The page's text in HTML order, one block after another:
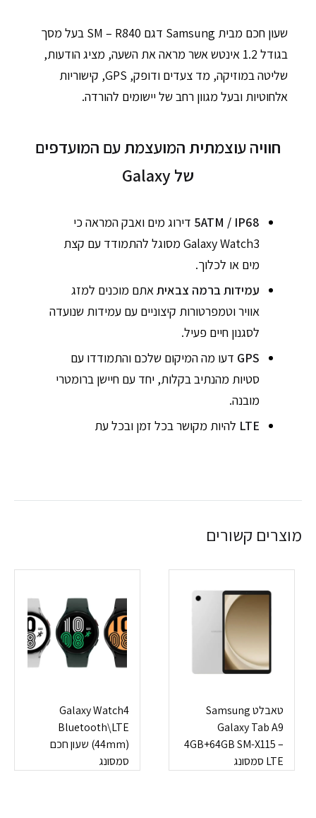
שעון חכם מבית Samsung דגם SM – R840 בעל מסך
בגודל 1.2 אינטש אשר מראה את השעה, מציג הודעות,
שליטה במוזיקה, מד צעדים ודופק, GPS, קישוריות
אלחוטיות ובעל מגוון רחב של יישומים להורדה.
חוויה עוצמתית המועצמת עם המועדפים
של Galaxy
5ATM / IP68 דירוג מים ואבק המראה כי
Galaxy Watch3 מסוגל להתמודד עם קצת
מים או לכלוך.
עמידות ברמה צבאיתאתם מוכנים למזג
אוויר וטמפרטורות קיצוניים עם עמידות שנועדה
לסגנון חיים פעיל.
GPS דעו מה המיקום שלכם והתמודדו עם
סטיות מהנתיב בקלות, יחד עם חיישן ברומטרי
מובנה.
LTE להיות מקושר בכל זמן ובכל עת
מוצרים קשורים
טאבלט Samsung
Galaxy Tab A9
4GB+64GB SM-X115 –
LTE סמסונג
Galaxy Watch4
Bluetooth\LTE
(44mm) שעון חכם
סמסונג